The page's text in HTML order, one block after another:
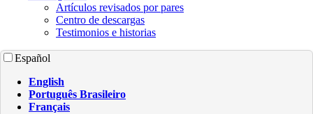
Artículos revisados por pares
Centro de descargas
Testimonios e historias
Español
English
Português Brasileiro
Français